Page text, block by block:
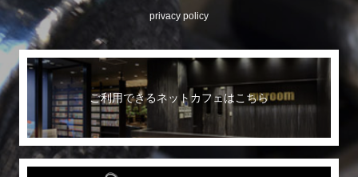
privacy policy
ご利用できるネットカフェはこちら